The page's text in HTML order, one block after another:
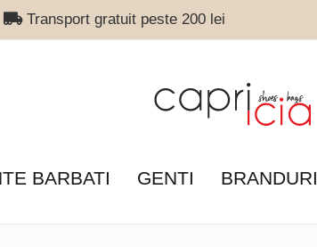
Transport gratuit peste 200 lei
BARBATI GENTI BRANDURI